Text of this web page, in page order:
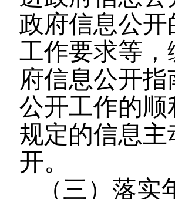
政府信息公
工作要求等
府信息公开
公开工作的
规定的信息
开。
（三）落